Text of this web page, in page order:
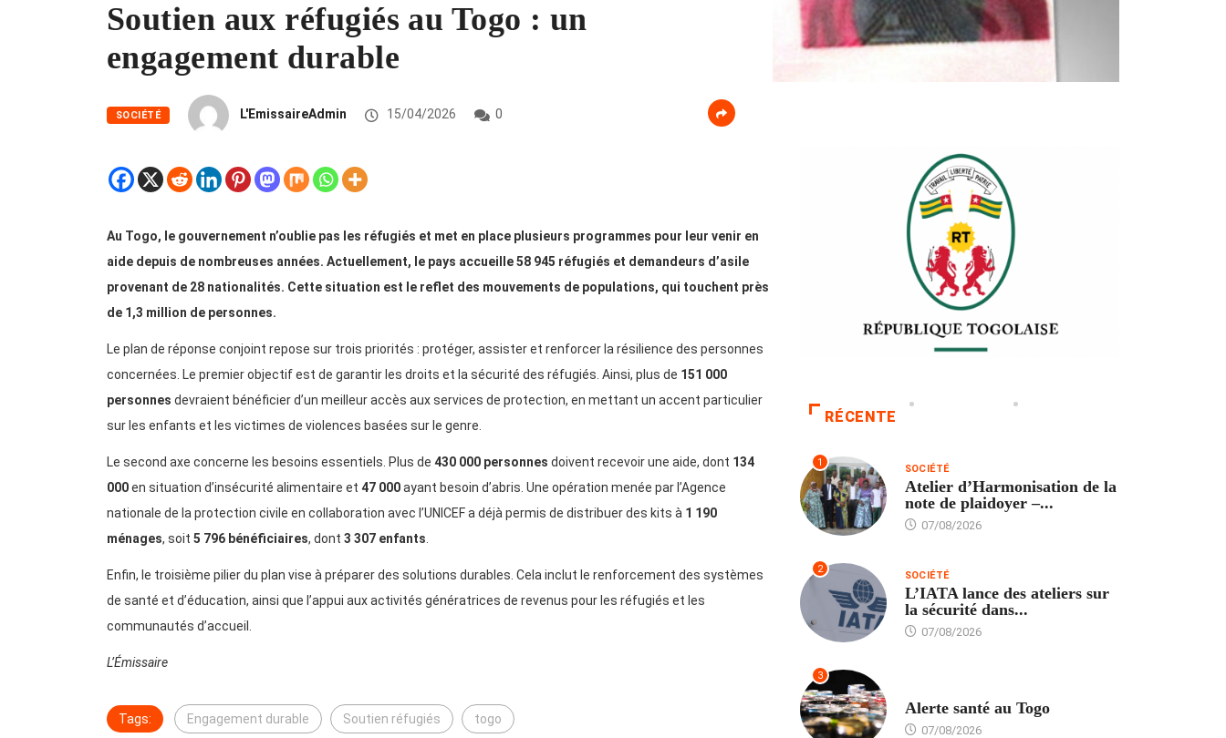
Soutien aux réfugiés au Togo : un
engagement durable
SOCIÉTÉ L'EmissaireAdmin 15/04/2026 0
Au Togo, le gouvernement n’oublie pas les réfugiés et met en place plusieurs programmes pour leur venir en
aide depuis de nombreuses années. Actuellement, le pays accueille 58 945 réfugiés et demandeurs d’asile
provenant de 28 nationalités. Cette situation est le reflet des mouvements de populations, qui touchent près
de 1,3 million de personnes.
Le plan de réponse conjoint repose sur trois priorités : protéger, assister et renforcer la résilience des personnes
concernées. Le premier objectif est de garantir les droits et la sécurité des réfugiés. Ainsi, plus de 151 000
personnes devraient bénéficier d’un meilleur accès aux services de protection, en mettant un accent particulier
sur les enfants et les victimes de violences basées sur le genre.
Le second axe concerne les besoins essentiels. Plus de 430 000 personnes doivent recevoir une aide, dont 134
000en situation d’insécurité alimentaire et 47 000ayant besoin d’abris. Une opération menée par l’Agence
nationale de la protection civile en collaboration avec l’UNICEF a déjà permis de distribuer des kits à 1 190
ménages, soit 5 796 bénéficiaires, dont 3 307 enfants.
Enfin, le troisième pilier du plan vise à préparer des solutions durables. Cela inclut le renforcement des systèmes
de santé et d’éducation, ainsi que l’appui aux activités génératrices de revenus pour les réfugiés et les
communautés d’accueil.
L’Émissaire
Tags: Engagement durable Soutien réfugiés togo
RÉCENTE
1 SOCIÉTÉ
Atelier d’Harmonisation de la
note de plaidoyer –...
07/08/2026
2 SOCIÉTÉ
L’IATA lance des ateliers sur
la sécurité dans...
07/08/2026
3
Alerte santé au Togo
07/08/2026